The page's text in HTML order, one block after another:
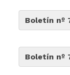
Boletín nº
Boletín nº